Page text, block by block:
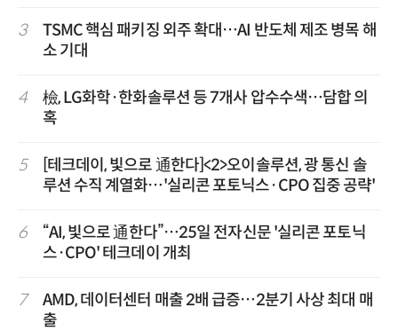
3
TSMC 핵심 패키징 외주 확대…AI 반도체 제조 병목 해
소 기대
4
檢, LG화학·한화솔루션 등 7개사 압수수색…담합 의
혹
5
[테크데이, 빛으로 通한다]<2>오이솔루션, 광 통신 솔
루션 수직 계열화…'실리콘 포토닉스·CPO 집중 공략'
6
“AI, 빛으로 通한다”…25일 전자신문 '실리콘 포토닉
스·CPO' 테크데이 개최
7
AMD, 데이터센터 매출 2배 급증…2분기 사상 최대 매
출